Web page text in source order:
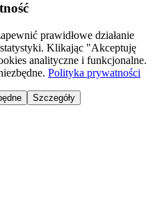
prawidłowe działanie
Klikając "Akceptuję
analityczne i funkcjonalne.
Polityka prywatności
Szczegóły